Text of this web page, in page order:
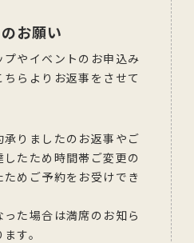
お願い
やイベントのお申込み
らよりお返事をさせて
りましたのお返事やご
たため時間帯ご変更の
めご予約をお受けでき
た場合は満席のお知ら
す。